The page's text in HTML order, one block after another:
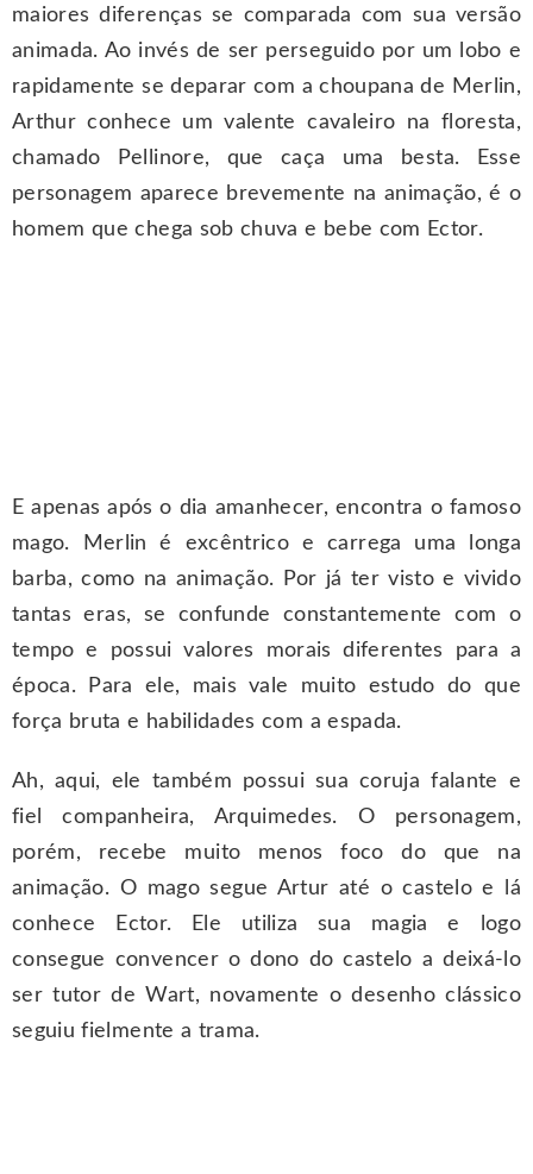
maiores diferenças se comparada com sua versão
animada. Ao invés de ser perseguido por um lobo e
rapidamente se deparar com a choupana de Merlin,
Arthur conhece um valente cavaleiro na floresta,
chamado Pellinore, que caça uma besta. Esse
personagem aparece brevemente na animação, é o
homem que chega sob chuva e bebe com Ector.
E apenas após o dia amanhecer, encontra o famoso
mago. Merlin é excêntrico e carrega uma longa
barba, como na animação. Por já ter visto e vivido
tantas eras, se confunde constantemente com o
tempo e possui valores morais diferentes para a
época. Para ele, mais vale muito estudo do que
força bruta e habilidades com a espada.
Ah, aqui, ele também possui sua coruja falante e
fiel companheira, Arquimedes. O personagem,
porém, recebe muito menos foco do que na
animação. O mago segue Artur até o castelo e lá
conhece Ector. Ele utiliza sua magia e logo
consegue convencer o dono do castelo a deixá-lo
ser tutor de Wart, novamente o desenho clássico
seguiu fielmente a trama.